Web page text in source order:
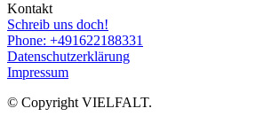
Kontakt
Schreib uns doch!
Phone: +491622188331
Datenschutzerklärung
Impressum
© Copyright VIELFALT.